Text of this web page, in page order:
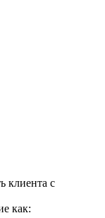
клиента с
как: